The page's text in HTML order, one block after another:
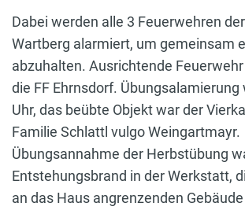
Dabei werden alle 3 Feuerwehren
Wartberg alarmiert, um gemeinsam
abzuhalten. Ausrichtende
die FF Ehrnsdorf. Übungsalamierung
Uhr, das beübte Objekt war der
Familie Schlattl vulgo Weingartmayr.
Übungsannahme der Herbstübung
Entstehungsbrand in der Werkstatt,
an das Haus angrenzenden